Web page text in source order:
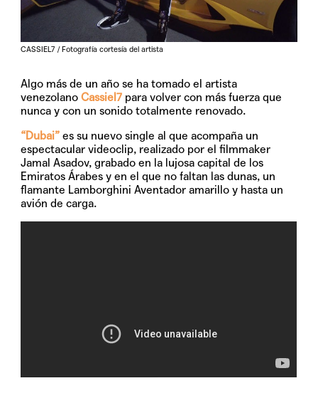
CASSIEL7 / Fotografía cortesía del artista
Algo más de un año se ha tomado el artista
venezolanoCassiel7 para volver con más fuerza que
nunca y con un sonido totalmente renovado.
“Dubai” es su nuevo single al que acompaña un
espectacular videoclip, realizado por el filmmaker
Jamal Asadov, grabado en la lujosa capital de los
Emiratos Árabes y en el que no faltan las dunas, un
flamante Lamborghini Aventador amarillo y hasta un
avión de carga.